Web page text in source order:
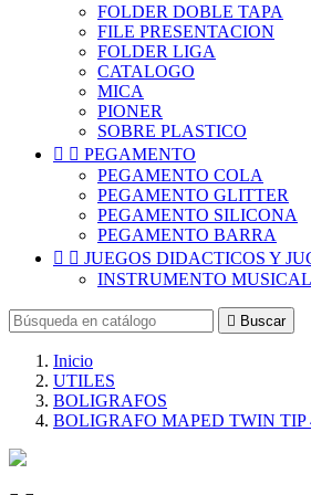
FOLDER DOBLE TAPA
FILE PRESENTACION
FOLDER LIGA
CATALOGO
MICA
PIONER
SOBRE PLASTICO
  PEGAMENTO
PEGAMENTO COLA
PEGAMENTO GLITTER
PEGAMENTO SILICONA
PEGAMENTO BARRA
  JUEGOS DIDACTICOS Y
INSTRUMENTO MUSICAL
 Buscar
Inicio
UTILES
BOLIGRAFOS
BOLIGRAFO MAPED TWIN TIP